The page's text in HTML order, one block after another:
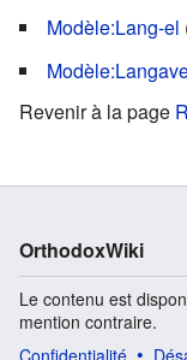
Modèle:Lang-el
Revenir à la page
OrthodoxWiki
Le contenu est
mention contraire.